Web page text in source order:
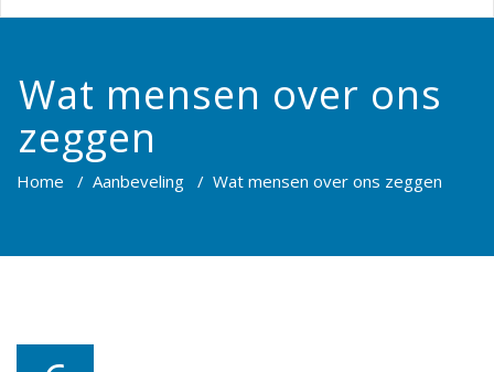
Wat mensen over ons
zeggen
Home / Aanbeveling / Wat mensen over ons zeggen